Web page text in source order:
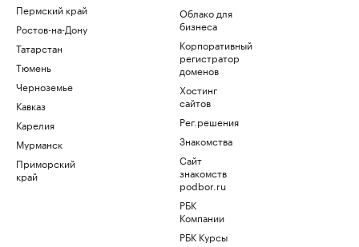
Пермский край
Ростов-на-Дону
Татарстан
Тюмень
Черноземье
Кавказ
Карелия
Мурманск
Приморский
край
Облако для
бизнеса
Корпоративный
регистратор
доменов
Хостинг
сайтов
Рег.решения
Знакомства
Сайт
знакомств
podbor.ru
РБК
Компании
РБК Курсы